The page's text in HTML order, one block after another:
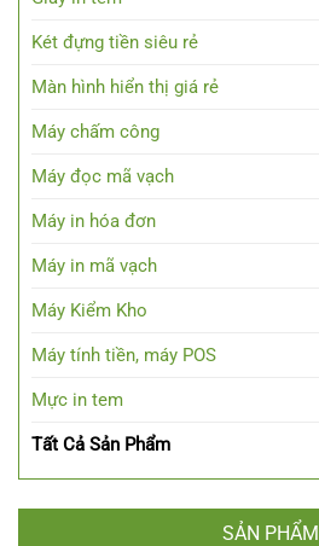
Két đựng tiền siêu rẻ
Màn hình hiển thị giá rẻ
Máy chấm công
Máy đọc mã vạch
Máy in hóa đơn
Máy in mã vạch
Máy Kiểm Kho
Máy tính tiền, máy POS
Mực in tem
Tất Cả Sản Phẩm
SẢN PHẨM